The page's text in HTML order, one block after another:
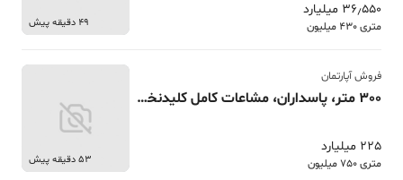
36٫550 میلیارد
متری 430 میلیون 49 دقیقه پیش
فروش آپارتمان
300 متر، پاسداران، مشاعات کامل کلیدنخورده 3 پارکینگ
225 میلیارد
متری 750 میلیون 53 دقیقه پیش